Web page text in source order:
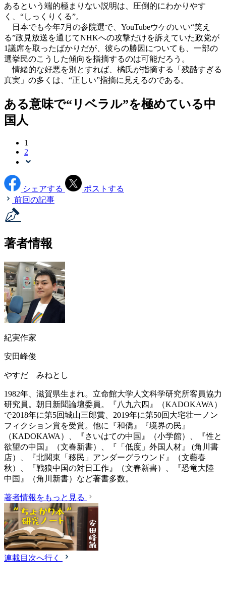
あるという端的極まりない説明は、圧倒的にわかりやす
く、“しっくりくる”。
日本でも今年7月の参院選で、YouTubeウケのいい“笑え
る”政見放送を通じてNHKへの攻撃だけを訴えていた政党が
1議席を取ったばかりだが、彼らの勝因についても、一部の
選挙民のこうした傾向を指摘するのは可能だろう。
情緒的な好悪を別とすれば、橘氏が指摘する「残酷すぎる
真実」の多くは、“正しい”指摘に見えるのである。
ある意味で“リベラル”を極めている中
国人
1
2
シェアする
ポストする
前回の記事
著者情報
紀実作家
安田峰俊
やすだ みねとし
1982年、滋賀県生まれ。立命館大学人文科学研究所客員協力
研究員。朝日新聞論壇委員。『八九六四』（KADOKAWA）
で2018年に第5回城山三郎賞、2019年に第50回大宅壮一ノン
フィクション賞を受賞。他に『和僑』『境界の民』
（KADOKAWA）、『さいはての中国』（小学館）、『性と
欲望の中国』（文春新書）、『「低度」外国人材』 (角川書
店）、『北関東「移民」アンダーグラウンド』（文藝春
秋）、『戦狼中国の対日工作』（文春新書）、『恐竜大陸
中国』（角川新書）など著書多数。
著者情報をもっと見る
連載目次へ行く